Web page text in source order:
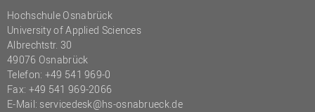
Hochschule Osnabrück
University of Applied Sciences
Albrechtstr. 30
49076 Osnabrück
Telefon: +49 541 969-0
Fax: +49 541 969-2066
E-Mail: servicedesk@hs-osnabrueck.de